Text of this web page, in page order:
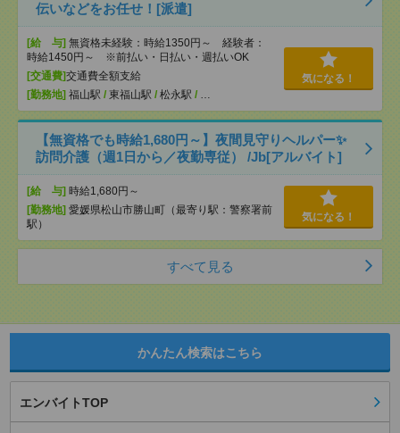
伝いなどをお任せ！[派遣]
[給 与] 無資格未経験：時給1350円～ 経験者：
時給1450円～ ※前払い・日払い・週払いOK
[交通費]交通費全額支給
[勤務地] 福山駅 / 東福山駅 / 松永駅 / …
気になる！
【無資格でも時給1,680円～】夜間見守りヘルパー✨
訪問介護（週1日から／夜勤専従） /Jb[アルバイト]
[給 与] 時給1,680円～
[勤務地] 愛媛県松山市勝山町（最寄り駅：警察署前
駅）
気になる！
すべて見る
かんたん検索はこちら
エンバイトTOP